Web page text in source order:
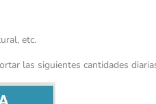
etc.
las siguientes cantidades